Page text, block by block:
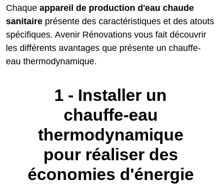
Chaque appareil de production d'eau chaude
sanitaire présente des caractéristiques et des atouts
spécifiques. Avenir Rénovations vous fait découvrir
les différents avantages que présente un chauffe-
eau thermodynamique.
1 - Installer un
chauffe-eau
thermodynamique
pour réaliser des
économies d'énergie